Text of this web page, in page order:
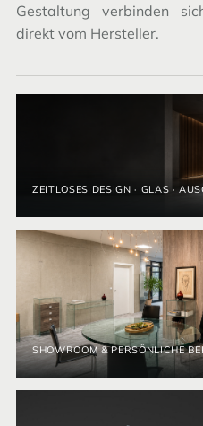
Gestaltung verbinden
direkt vom Hersteller.
ZEITLOSES DESIGN · GLAS ·
SHOWROOM & PERSÖNLICHE